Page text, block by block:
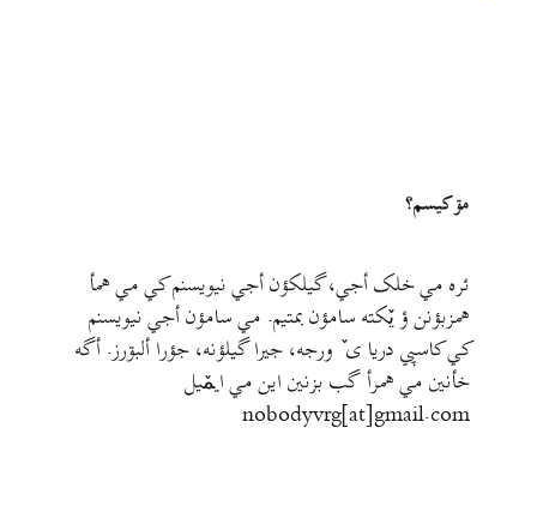
مۊ کيسم؟
ئره مي خلک أجي، گيلکؤن أجي نيويسنم کي مي همأ
همزبؤنن ؤ يٚکته سامؤن بمتيم. مي سامؤن أجي نيويسنم
کي کاسپي دريا ی ٚ ورجه، جيرا گيلؤنه، جؤرا ألبۊرز. أگه
خأنين مي همرأ گب بزنين اين مي ايمٚیل‌ ‌
nobodyvrg[at]gmail.com